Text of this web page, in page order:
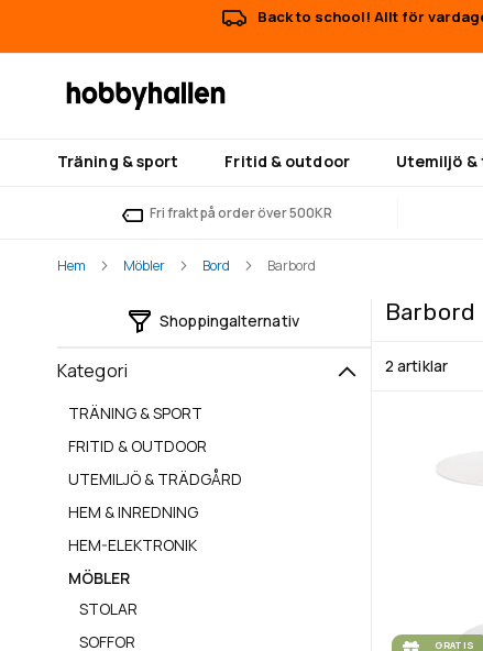
Back to school! Allt för
Träning & sport Fritid & outdoor Utemiljö
Fri frakt på order över 500KR
Hem Möbler Bord Barbord
Barbord
2 artiklar
GRATIS
Shoppingalternativ
Kategori
TRÄNING & SPORT
FRITID & OUTDOOR
UTEMILJÖ & TRÄDGÅRD
HEM & INREDNING
HEM-ELEKTRONIK
MÖBLER
STOLAR
SOFFOR